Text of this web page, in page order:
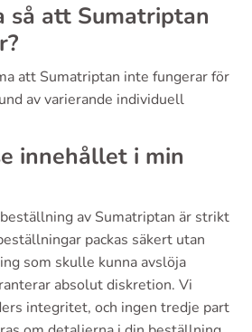
så att Sumatriptan
att Sumatriptan inte fungerar för
av varierande individuell
innehållet i min
av Sumatriptan är strikt
packas säkert utan
som skulle kunna avslöja
absolut diskretion. Vi
integritet, och ingen tredje part